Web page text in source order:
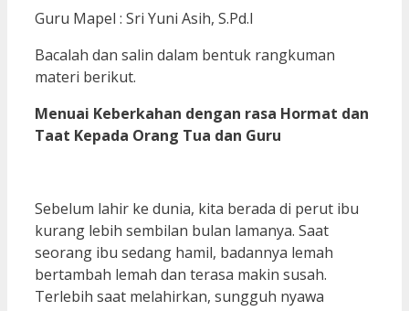
Guru Mapel : Sri Yuni Asih, S.Pd.I
Bacalah dan salin dalam bentuk rangkuman
materi berikut.
Menuai Keberkahan dengan rasa Hormat dan
Taat Kepada Orang Tua dan Guru
Sebelum lahir ke dunia, kita berada di perut ibu
kurang lebih sembilan bulan lamanya. Saat
seorang ibu sedang hamil, badannya lemah
bertambah lemah dan terasa makin susah.
Terlebih saat melahirkan, sungguh nyawa